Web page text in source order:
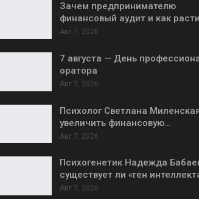
Зачем предпринимателю
финансовый аудит и как
Авг 7, 2026
7 августа — День
оратора
Авг 7, 2026
Психолог Светлана
увеличить финансовую…
Авг 7, 2026
Психогенетик Надежда
существует ли «ген
Авг 7, 2026